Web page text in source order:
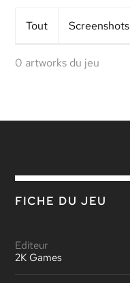
Tout Screenshots
0 artworks du jeu
FICHE DU JEU
Editeur
2K Games